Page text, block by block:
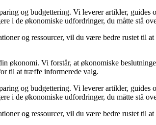
og budgettering. Vi leverer artikler,
i de økonomiske udfordringer, du måtte stå
og ressourcer, vil du være bedre rustet til
økonomi. Vi forstår, at økonomiske
til at træffe informerede valg.
og budgettering. Vi leverer artikler,
i de økonomiske udfordringer, du måtte stå
og ressourcer, vil du være bedre rustet til